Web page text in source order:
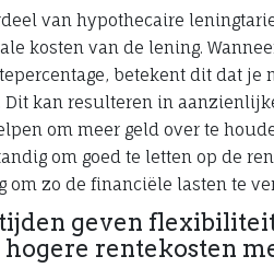
van hypothecaire
kosten van de lening.
betekent dit dat
kan resulteren in
om meer geld over te
om goed te letten op de
om zo de financiële lasten te
geven
rentekosten